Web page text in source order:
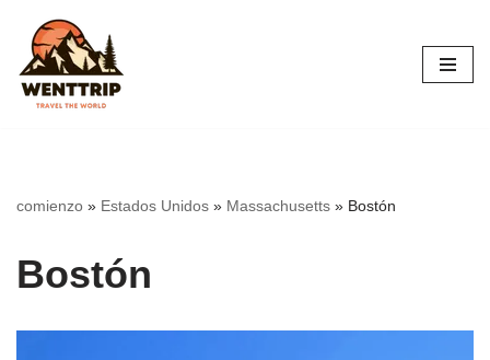
Saltar
al
contenido
comienzo » Estados Unidos » Massachusetts » Bostón
Bostón